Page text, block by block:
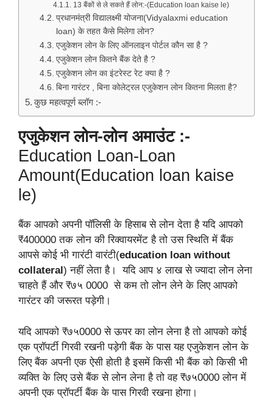
13 बैंकों से ले सकते हैं लोन:-(Education loan kaise le)
प्रधानमंत्री विद्यालक्ष्मी योजना(Vidyalaxmi education
loan) के तहत कैसे मिलेगा लोन?
एजुकेशन लोन के लिए ऑनलाइन पोर्टल कौन सा है ?
एजुकेशन लोन कितने बैंक देते है ?
एजुकेशन लोन का इंटरेस्ट रेट क्या है ?
बिना गारंटर , बिना कोलेट्रल एजुकेशन लोन कितना मिलता है?
कुछ महत्वपूर्ण ब्लॉग :-
एजुकेशन लोन-लोन अमाउंट :-
Education Loan-Loan
Amount(Education loan kaise
le)
बैंक आपको अपनी पॉलिसी के हिसाब से लोन देता है यदि आपको
₹400000 तक लोन की रिक्वायरमेंट है तो उस स्थिति में बैंक
आपसे कोई भी गारंटी वारंटी(education loan without
collateral ) नहीं लेता है। यदि आप ४ लाख से ज्यादा लोन लेना
चाहते हैं और ₹७५ 0000 से कम तो लोन लेने के लिए आपको
गारंटर की जरूरत पड़ेगी।
यदि आपको ₹७५0000 से ऊपर का लोन लेना है तो आपको कोई
एक प्रॉपर्टी गिरवी रखनी पड़ेगी बैंक के पास यह एजुकेशन लोन के
लिए बैंक अपनी एक ऐसी होती है इसमें किसी भी बैंक को किसी भी
व्यक्ति के लिए उसे बैंक से लोन लेना है तो वह ₹७५0000 लोन में
अपनी एक प्रॉपर्टी बैंक के पास गिरवी रखना होगा।